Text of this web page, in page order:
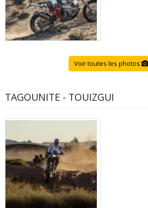
Voir toutes les photos
TAGOUNITE - TOUIZGUI